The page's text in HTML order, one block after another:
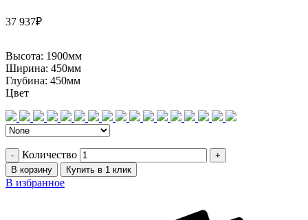
37 937₽
Высота: 1900мм
Ширина: 450мм
Глубина: 450мм
Цвет
Количество
В корзину Купить в 1 клик
В избранное